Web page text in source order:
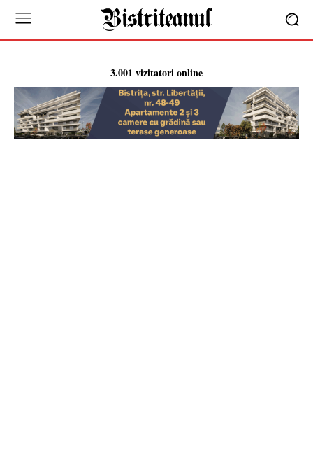
3.001 vizitatori online